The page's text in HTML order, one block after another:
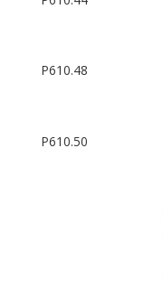
P610.48
P610.50